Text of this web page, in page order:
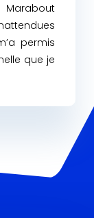
permis
que je